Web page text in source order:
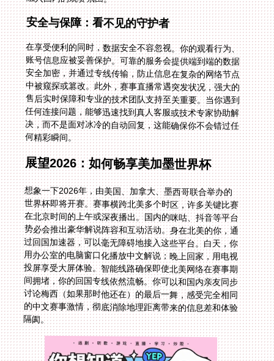
安全与保障：看不见的守护者
在享受便利的同时，数据安全不容忽视。你的观看行为、
账号信息应被妥善保护。可靠的服务会提供端到端的数据
安全加密，并通过专线传输，防止信息在复杂的网络节点
中被窥探或篡改。此外，赛事直播常遇突发状况，强大的
售后实时保障和专业的技术团队支持至关重要。当你遇到
任何连接问题，能够迅速找到真人客服或技术专家协助解
决，而不是面对冰冷的自动回复，这能确保你不会错过任
何精彩瞬间。
展望2026：如何畅享美加墨世界杯
想象一下2026年，由美国、加拿大、墨西哥联合举办的
世界杯即将开赛。赛事横跨北美多个时区，许多关键比赛
在北京时间的上午或深夜播出。国内的咪咕、抖音等平台
势必会推出豪华解说阵容和互动活动。身在北美的你，通
过回国加速器，可以毫无障碍地接入这些平台。白天，你
用办公室的电脑窗口化播放中文解说；晚上回家，用电视
投屏享受大屏体验。智能线路确保即使北美网络在赛事期
间拥堵，你的回国专线依然流畅。你可以和国内亲友同步
讨论梅西（如果那时他还在）的最后一舞，感受完全相同
的中文赛事激情，彻底消除地理距离带来的信息差和体验
隔阂。